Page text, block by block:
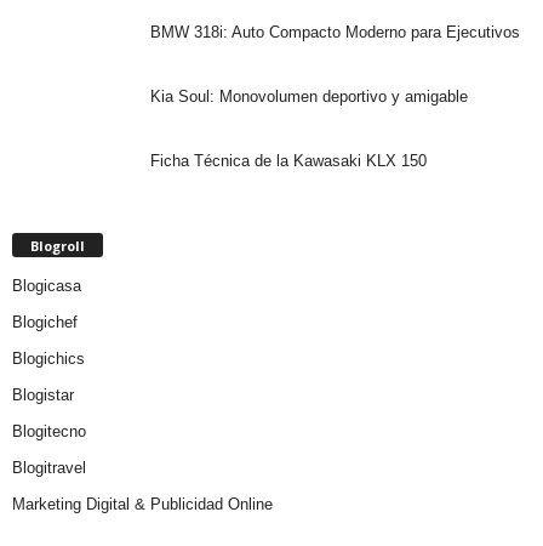
BMW 318i: Auto Compacto Moderno para Ejecutivos
Kia Soul: Monovolumen deportivo y amigable
Ficha Técnica de la Kawasaki KLX 150
Blogroll
Blogicasa
Blogichef
Blogichics
Blogistar
Blogitecno
Blogitravel
Marketing Digital & Publicidad Online